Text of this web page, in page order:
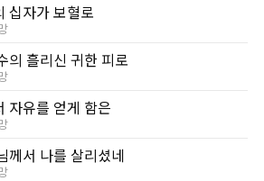
십자가 보혈로
의 흘리신 귀한 피로
자유를 얻게 함은
께서 나를 살리셨네